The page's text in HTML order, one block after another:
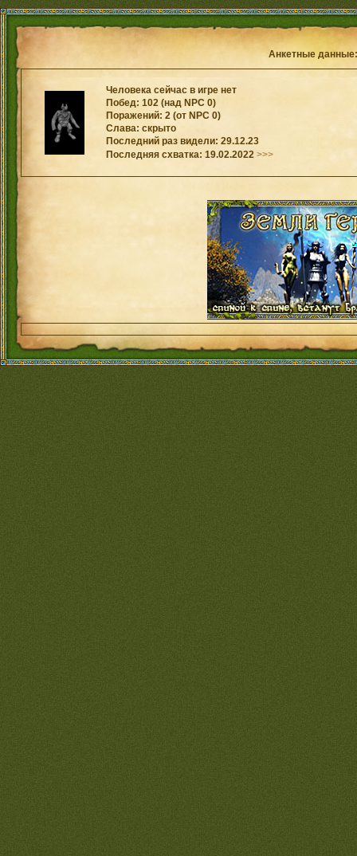
Анкетные
Человека сейчас в игре нет
Побед: 102 (над NPC 0)
Поражений: 2 (от NPC 0)
Слава: скрыто
Последний раз видели: 29.12.23
Последняя схватка: 19.02.2022 >>>